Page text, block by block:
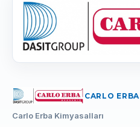
CARLO ERBA
Carlo Erba Kimyasalları